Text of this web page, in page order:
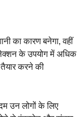
का कारण बनेगा, वहीं
के उपयोग में अधिक
करने की
उन लोगों के लिए